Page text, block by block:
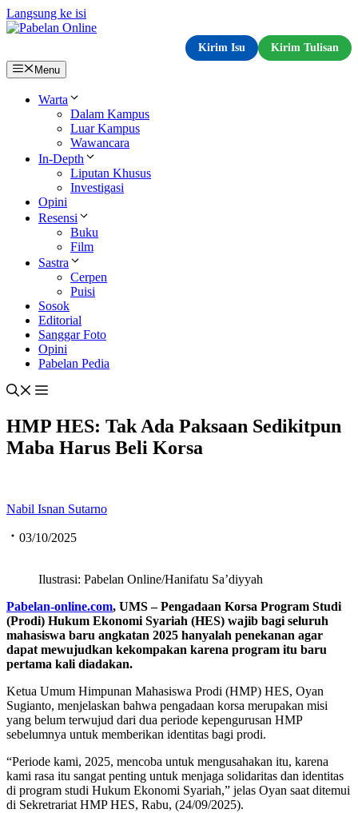
Langsung ke isi
Kirim Isu
Kirim Tulisan
Menu
Warta
Dalam Kampus
Luar Kampus
Wawancara
In-Depth
Liputan Khusus
Investigasi
Opini
Resensi
Buku
Film
Sastra
Cerpen
Puisi
Sosok
Editorial
Sanggar Foto
Opini
Pabelan Pedia
HMP HES: Tak Ada Paksaan Sedikitpun
Maba Harus Beli Korsa
Nabil Isnan Sutarno
03/10/2025
Ilustrasi: Pabelan Online/Hanifatu Sa’diyyah
Pabelan-online.com, UMS – Pengadaan Korsa Program Studi
(Prodi) Hukum Ekonomi Syariah (HES) wajib bagi seluruh
mahasiswa baru angkatan 2025 hanyalah penekanan agar
dapat mewujudkan kekompakan karena program itu baru
pertama kali diadakan.
Ketua Umum Himpunan Mahasiswa Prodi (HMP) HES, Oyan
Sugianto, menjelaskan bahwa pengadaan korsa merupakan misi
yang belum terwujud dari dua periode kepengurusan HMP
sebelumnya untuk memberikan identitas bagi prodi.
“Periode kami, 2025, mencoba untuk mengusahakan itu, karena
kami rasa itu sangat penting untuk menjaga solidaritas dan identitas
di program studi Hukum Ekonomi Syariah,” jelas Oyan saat ditemui
di Sekretrariat HMP HES, Rabu, (24/09/2025).